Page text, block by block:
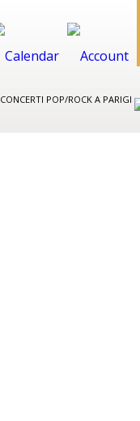
CONCERTI POP/ROCK A PARIGI